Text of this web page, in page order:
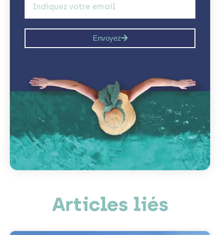
Envoyez
Articles liés